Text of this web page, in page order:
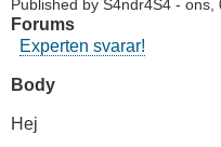
Published by S4ndr4S4 - ons,
Forums
Experten svarar!
Body
Hej